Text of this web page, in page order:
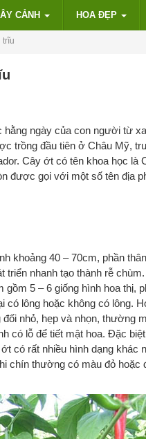
CẢNH HOA ĐẸP
trĩu
hằng ngày của con người từ
trồng đầu tiên ở Châu Mỹ,
Cây ớt có tên khoa học là
được gọi với một số tên địa
khoảng 40 – 70cm, phần
triển nhanh tạo thành rễ
5 – 6 giống hình hoa thị,
có lông hoặc không có lông.
nhỏ, hẹp và nhọn, thường
có lỗ để tiết mật hoa. Đặc
có rất nhiều hình dạng khác
chín thường có màu đỏ hoặc